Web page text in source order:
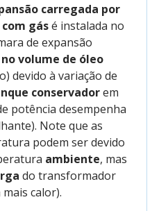
carregada por
gásé instalada no
de expansão
volume de óleo
devido à variação de
conservadorem
potência desempenha
Note que as
podem ser devido
ambiente, mas
do transformador
calor).